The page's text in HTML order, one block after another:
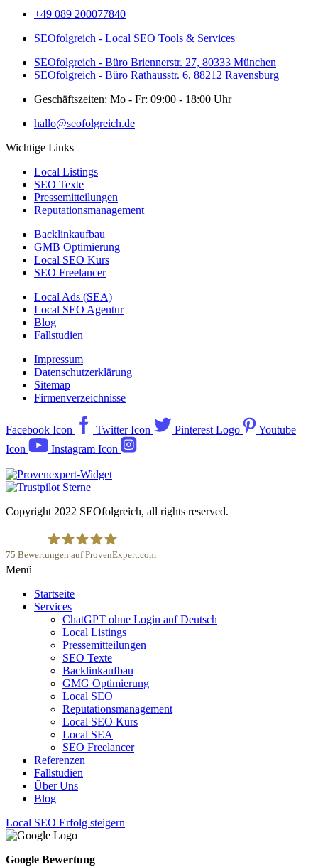
+49 089 200077840
SEOfolgreich - Local SEO Tools & Services
SEOfolgreich - Büro Briennerstr. 27, 80333 München
SEOfolgreich - Büro Rathausstr. 6, 88212 Ravensburg
Geschäftszeiten: Mo - Fr: 09:00 - 18:00 Uhr
hallo@seofolgreich.de
Wichtige Links
Local Listings
SEO Texte
Pressemitteilungen
Reputationsmanagement
Backlinkaufbau
GMB Optimierung
Local SEO Kurs
SEO Freelancer
Local Ads (SEA)
Local SEO Agentur
Blog
Fallstudien
Impressum
Datenschutzerklärung
Sitemap
Firmenverzeichnisse
Facebook Icon Twitter Icon Pinterest Logo
Youtube
Icon
Instagram Icon
Copyright 2022 SEOfolgreich, all rights reserved.
75 Bewertungen auf ProvenExpert.com
Menü
Startseite
Services
ChatGPT ohne Login auf Deutsch
Local Listings
Pressemitteilungen
SEO Texte
Backlinkaufbau
GMG Optimierung
Local SEO
Reputationsmanagement
Local SEO Kurs
Local SEA
SEO Freelancer
Referenzen
Fallstudien
Über Uns
Blog
Local SEO Erfolg steigern
Google Bewertung